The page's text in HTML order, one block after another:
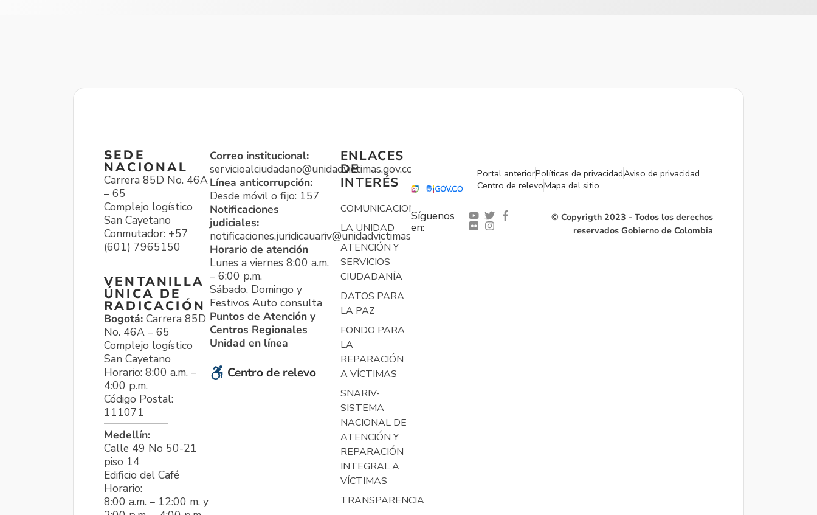
SEDE
NACIONAL
Carrera 85D No. 46A
– 65
Complejo logístico
San Cayetano
Conmutador: +57
(601) 7965150
VENTANILLA
ÚNICA DE
RADICACIÓN
Bogotá: Carrera 85D
No. 46A – 65
Complejo logístico
San Cayetano
Horario: 8:00 a.m. –
4:00 p.m.
Código Postal:
111071
Medellín:
Calle 49 No 50-21
piso 14
Edificio del Café
Horario:
8:00 a.m. – 12:00 m. y
Correo institucional:
servicioalciudadano@unidadvictimas.gov.co
Línea anticorrupción:
Desde móvil o fijo: 157
Notificaciones
judiciales:
notificaciones.juridicauariv@unidadvictimas.gov.co
Horario de atención
Lunes a viernes 8:00 a.m.
– 6:00 p.m.
Sábado, Domingo y
Festivos Auto consulta
Puntos de Atención y
Centros Regionales
Unidad en línea
Centro de relevo
ENLACES
DE
INTERÉS
COMUNICACIONES
LA UNIDAD
ATENCIÓN Y
SERVICIOS
CIUDADANÍA
DATOS PARA
LA PAZ
FONDO PARA
LA
REPARACIÓN
A VÍCTIMAS
SNARIV-
SISTEMA
NACIONAL DE
ATENCIÓN Y
REPARACIÓN
INTEGRAL A
VÍCTIMAS
TRANSPARENCIA
Portal anteriorPolíticas de privacidadAviso de privacidad
Centro de relevoMapa del sitio
Síguenos
en:
© Copyrigth 2023 - Todos los derechos
reservados Gobierno de Colombia